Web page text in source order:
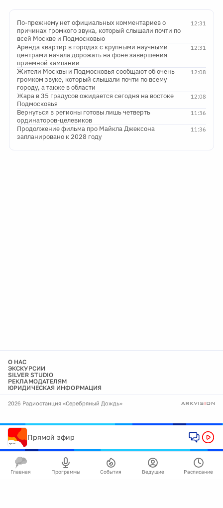
12:31
По-прежнему нет официальных комментариев о
причинах громкого звука, который слышали почти по
всей Москве и Подмосковью
12:31
Аренда квартир в городах с крупными научными
центрами начала дорожать на фоне завершения
приемной кампании
12:08
Жители Москвы и Подмосковья сообщают об очень
громком звуке, который слышали почти по всему
городу, а также в области
12:08
Жара в 35 градусов ожидается сегодня на востоке
Подмосковья
11:36
Вернуться в регионы готовы лишь четверть
ординаторов-целевиков
11:36
Продолжение фильма про Майкла Джексона
запланировано к 2028 году
О НАС
ЭКСКУРСИИ
SILVER STUDIO
РЕКЛАМОДАТЕЛЯМ
ЮРИДИЧЕСКАЯ ИНФОРМАЦИЯ
2026 Радиостанция «Серебряный Дождь»
Прямой эфир
Главная Программы События Ведущие Расписание